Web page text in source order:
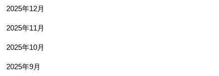
2025年12月
2025年11月
2025年10月
2025年9月